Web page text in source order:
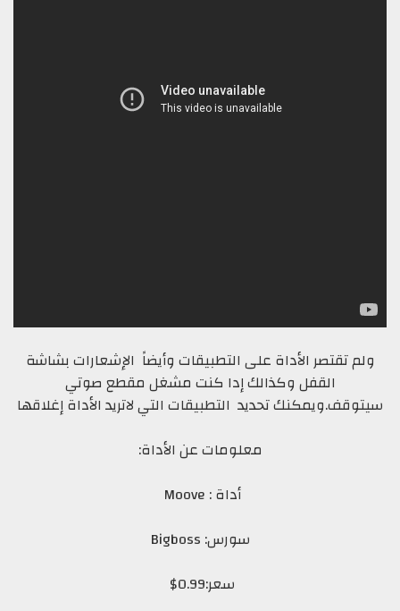
ولم تقتصر الأداة على التطبيقات وأيضاً الإشعارات بشاشة
القفل وكذالك إدا كنت مشغل مقطع صوتي
سيتوقف.ويمكنك تحديد التطبيقات التي لاتريد الأداة إغلاقها
معلومات عن الأداة:
أداة : Moove
سورس: Bigboss
سعر:0.99$